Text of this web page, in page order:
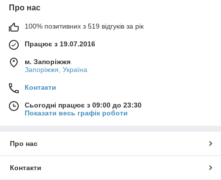
Про нас
100% позитивних з 519 відгуків за рік
Працює з 19.07.2016
м. Запоріжжя
Запоріжжя, Україна
Контакти
Сьогодні працює з 09:00 до 23:30
Показати весь графік роботи
Про нас
Контакти